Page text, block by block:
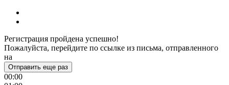
Регистрация пройдена успешно!
Пожалуйста, перейдите по ссылке из письма, отправленного
на
Отправить еще раз
00:00